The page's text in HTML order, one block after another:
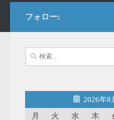
フォロー:
検
索:
2026年8
月 火 水 木